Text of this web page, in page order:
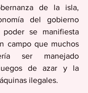
de la isla,
del gobierno
se manifiesta
campo que muchos
ser manejado
de azar y la
ilegales.